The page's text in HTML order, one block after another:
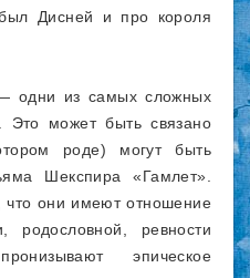
Дисней и про короля
одни из самых сложных
Это может быть связано
роде) могут быть
Шекспира «Гамлет».
они имеют отношение
родословной, ревности
эпическое